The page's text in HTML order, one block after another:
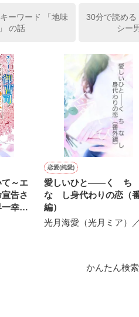
読む
像以上に甘くて……🐥💓🦅
たら読んで頂けると嬉しいです。
読む
ーワード 「地味
の話
30分で読める
シー
～エ
告さ
幸せ
恋愛(純愛)
愛しいひと――く ち
な し身代わりの恋（
編）
光月海愛（光月ミア）
かんたん検